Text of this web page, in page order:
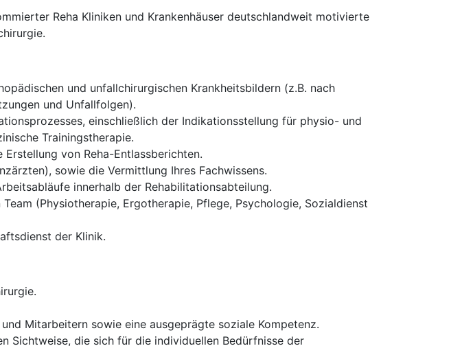
Reha Kliniken und Krankenhäuser deutschlandweit motivierte
und unfallchirurgischen Krankheitsbildern (z.B. nach
und Unfallfolgen).
einschließlich der Indikationsstellung für physio- und
Trainingstherapie.
von Reha-Entlassberichten.
sowie die Vermittlung Ihres Fachwissens.
innerhalb der Rehabilitationsabteilung.
(Physiotherapie, Ergotherapie, Pflege, Psychologie, Sozialdienst
der Klinik.
Mitarbeitern sowie eine ausgeprägte soziale Kompetenz.
Sichtweise, die sich für die individuellen Bedürfnisse der